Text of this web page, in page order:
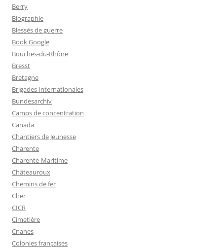
Berry
Biographie
Blessés de guerre
Book Google
Bouches-du-Rhône
Bresst
Bretagne
Brigades Internationales
Bundesarchiv
Camps de concentration
Canada
Chantiers de Jeunesse
Charente
Charente-Maritime
Châteauroux
Chemins de fer
Cher
CICR
Cimetière
Cnahes
Colonies françaises